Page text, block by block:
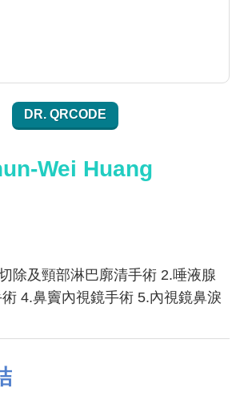
DR. QRCODE
Wei Huang
除及頸部淋巴廓清手術 2.唾液腺
4.鼻竇內視鏡手術 5.內視鏡鼻淚